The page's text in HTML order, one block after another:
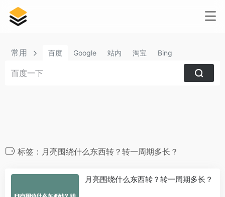
常用 百度 Google 站内 淘宝 Bing
标签：月亮围绕什么东西转？转一周期多长？
月亮围绕什么东西转？转一周期多长？